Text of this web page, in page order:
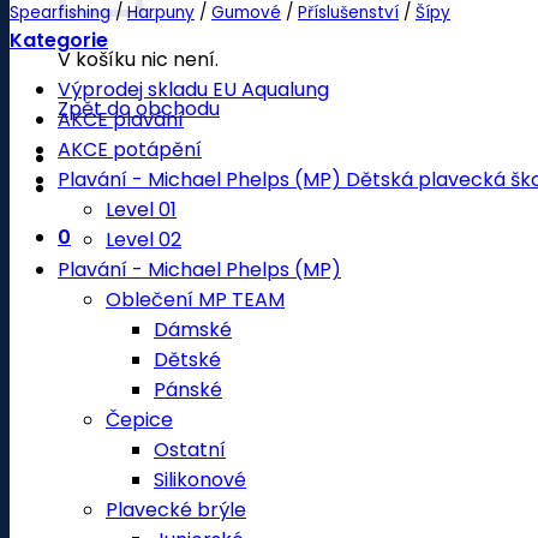
V košíku nic není.
Zpět do obchodu
0
Spearfishing / Harpuny / Gumové / Příslušenství / Šípy
Kategorie
Výprodej skladu EU Aqualung
AKCE plavání
AKCE potápění
Plavání - Michael Phelps (MP) Dětská plavecká
Level 01
Level 02
Plavání - Michael Phelps (MP)
Oblečení MP TEAM
Dámské
Dětské
Pánské
Čepice
Ostatní
Silikonové
Plavecké brýle